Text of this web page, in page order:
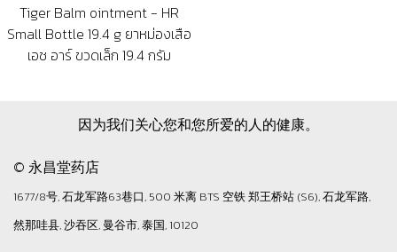
Tiger Balm ointment - HR
Small Bottle 19.4 g ยาหม่องเสือ
เอช อาร์ ขวดเล็ก 19.4 กรัม
因为我们关心您和您所爱的人的健康。
© 永昌堂药店
1677/8号, 石龙军路63巷口, 500 米离 BTS 空铁 郑王桥站 (S6), 石龙军路,
然那哇县, 沙吞区, 曼谷市, 泰国, 10120